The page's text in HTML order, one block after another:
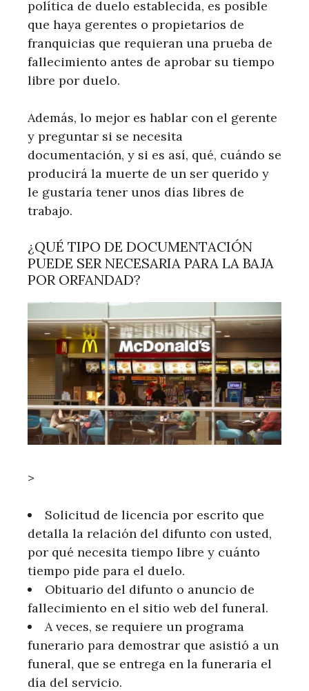
política de duelo establecida, es posible
que haya gerentes o propietarios de
franquicias que requieran una prueba de
fallecimiento antes de aprobar su tiempo
libre por duelo.
Además, lo mejor es hablar con el gerente
y preguntar si se necesita
documentación, y si es así, qué, cuándo se
producirá la muerte de un ser querido y
le gustaría tener unos días libres de
trabajo.
¿QUÉ TIPO DE DOCUMENTACIÓN
PUEDE SER NECESARIA PARA LA BAJA
POR ORFANDAD?
>
Solicitud de licencia por escrito que
detalla la relación del difunto con usted,
por qué necesita tiempo libre y cuánto
tiempo pide para el duelo.
Obituario del difunto o anuncio de
fallecimiento en el sitio web del funeral.
A veces, se requiere un programa
funerario para demostrar que asistió a un
funeral, que se entrega en la funeraria el
día del servicio.